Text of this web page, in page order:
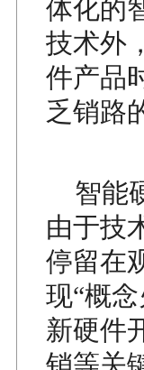
体化的
技术外
件产品
乏销路
智能
由于技
停留在
现“概
新硬件